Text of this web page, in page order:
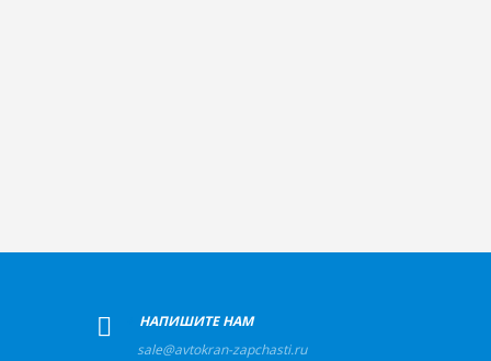
НАПИШИТЕ НАМ
sale@avtokran-zapchasti.ru